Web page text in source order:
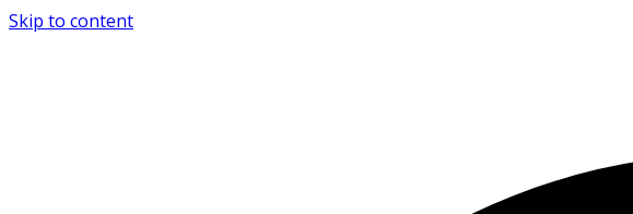
Skip to content